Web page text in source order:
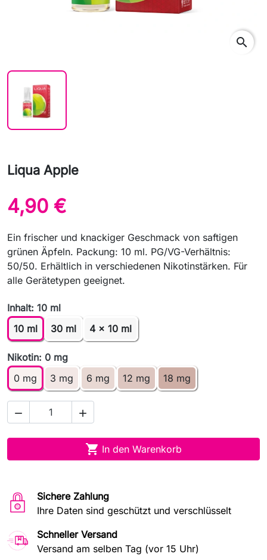
search
Liqua Apple
4,90 €
Ein frischer und knackiger Geschmack von saftigen
grünen Äpfeln. Packung: 10 ml. PG/VG-Verhältnis:
50/50. Erhältlich in verschiedenen Nikotinstärken. Für
alle Gerätetypen geeignet.
Inhalt: 10 ml
10 ml
30 ml 4 x 10 ml
Nikotin: 0 mg
0 mg
3 mg 6 mg 12 mg 18 mg
 
 In den Warenkorb
Sichere Zahlung
Ihre Daten sind geschützt und verschlüsselt
Schneller Versand
Versand am selben Tag (vor 15 Uhr)